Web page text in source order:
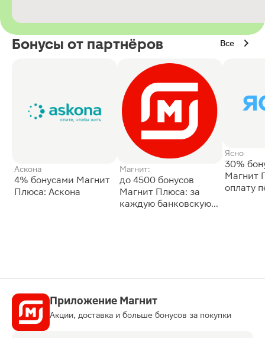
Бонусы от партнёров Все
Аскона
4% бонусами Магнит
Плюса: Аскона
Магнит:
до 4500 бонусов
Магнит Плюса: за
каждую банковскую
Ясно
30%
Магнит
оплату
Приложение Магнит
Акции, доставка и больше бонусов за покупки